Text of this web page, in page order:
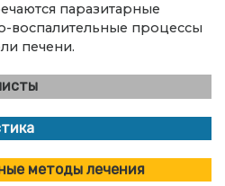
паразитарные
воспалительные процессы
печени.
методы лечения